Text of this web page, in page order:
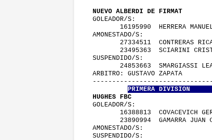
NUEVO ALBERDI DE FIRMAT
GOLEADOR/S:
16195990  HERRERA MANUEL
AMONESTADO/S:
27334511
23495363
SUSPENDIDO/S:
24853663  SMARGIASSI
ARBITRO: GUSTAVO
PRIMERA DIVISION
HUGHES FBC
GOLEADOR/S:
16388813  COVACEVICH
23890994  GAMARRA JUAN
AMONESTADO/S:
SUSPENDIDO/S: